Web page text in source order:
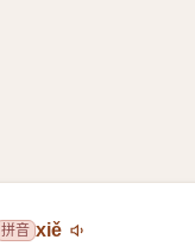
拼音 xiě